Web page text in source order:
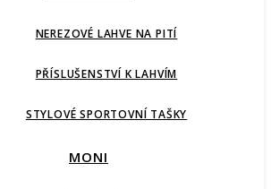
NEREZOVÉ LAHVE NA PITÍ
PŘÍSLUŠENSTVÍ K LAHVÍM
STYLOVÉ SPORTOVNÍ TAŠKY
MONI